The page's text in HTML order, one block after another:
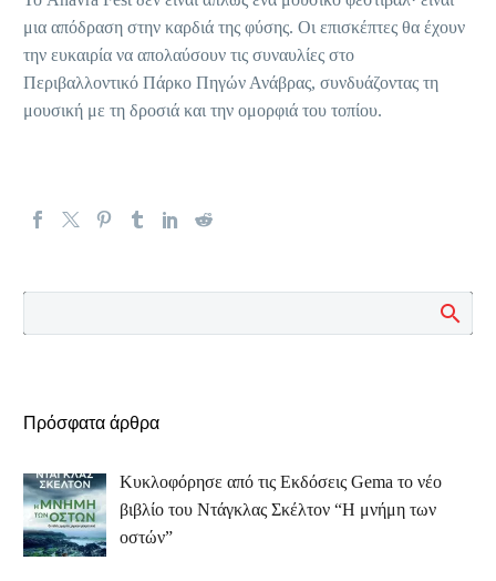
μια απόδραση στην καρδιά της φύσης. Οι επισκέπτες θα έχουν
την ευκαιρία να απολαύσουν τις συναυλίες στο
Περιβαλλοντικό Πάρκο Πηγών Ανάβρας, συνδυάζοντας τη
μουσική με τη δροσιά και την ομορφιά του τοπίου.
Πρόσφατα άρθρα
Κυκλοφόρησε από τις Εκδόσεις Gema το νέο
βιβλίο του Ντάγκλας Σκέλτον “Η μνήμη των
οστών”